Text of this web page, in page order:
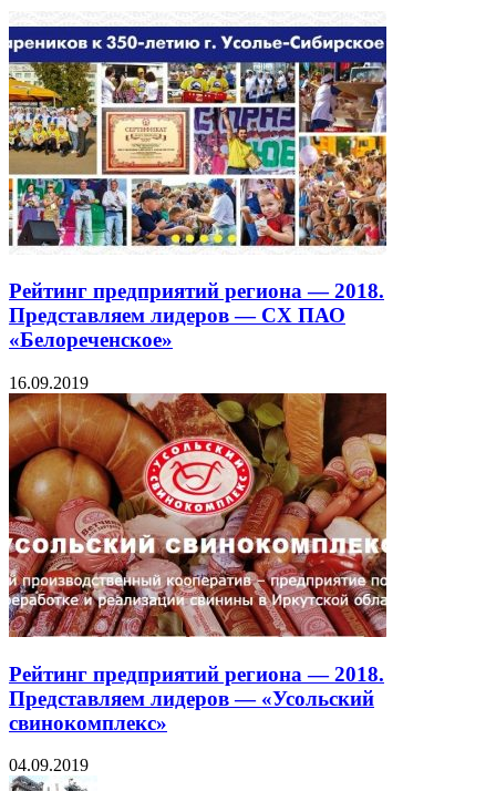
Рейтинг предприятий региона — 2018.
Представляем лидеров — СХ ПАО
«Белореченское»
16.09.2019
Рейтинг предприятий региона — 2018.
Представляем лидеров — «Усольский
свинокомплекс»
04.09.2019